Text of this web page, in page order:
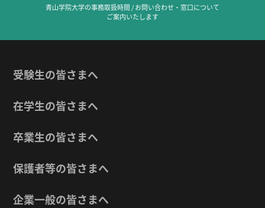
青山学院大学の事務取扱時間 / お問い合わせ・窓口について
ご案内いたします
受験生の皆さまへ
在学生の皆さまへ
卒業生の皆さまへ
保護者等の皆さまへ
企業一般の皆さまへ